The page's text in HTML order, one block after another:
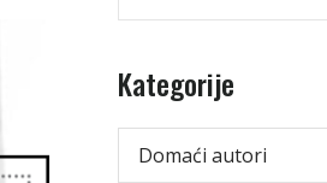
Kategorije
Domaći autori